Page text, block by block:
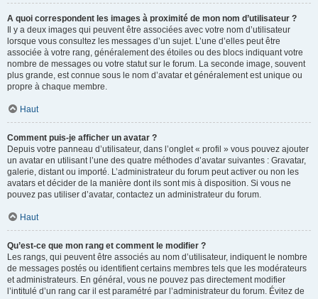
A quoi correspondent les images à proximité de mon nom d’utilisateur ?
Il y a deux images qui peuvent être associées avec votre nom d’utilisateur
lorsque vous consultez les messages d’un sujet. L’une d’elles peut être
associée à votre rang, généralement des étoiles ou des blocs indiquant votre
nombre de messages ou votre statut sur le forum. La seconde image, souvent
plus grande, est connue sous le nom d’avatar et généralement est unique ou
propre à chaque membre.
Haut
Comment puis-je afficher un avatar ?
Depuis votre panneau d’utilisateur, dans l’onglet « profil » vous pouvez ajouter
un avatar en utilisant l’une des quatre méthodes d’avatar suivantes : Gravatar,
galerie, distant ou importé. L’administrateur du forum peut activer ou non les
avatars et décider de la manière dont ils sont mis à disposition. Si vous ne
pouvez pas utiliser d’avatar, contactez un administrateur du forum.
Haut
Qu’est-ce que mon rang et comment le modifier ?
Les rangs, qui peuvent être associés au nom d’utilisateur, indiquent le nombre
de messages postés ou identifient certains membres tels que les modérateurs
et administrateurs. En général, vous ne pouvez pas directement modifier
l’intitulé d’un rang car il est paramétré par l’administrateur du forum. Évitez de